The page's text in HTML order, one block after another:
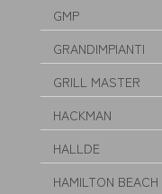
GMP
GRANDIMPIANTI
GRILL MASTER
HACKMAN
HALLDE
HAMILTON BEACH